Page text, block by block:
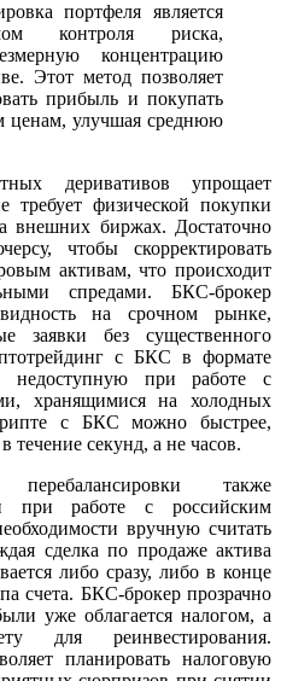
портфеля является
контроля риска,
концентрацию
Этот метод позволяет
прибыль и покупать
ценам, улучшая среднюю
деривативов упрощает
требует физической покупки
внешних биржах. Достаточно
чтобы скорректировать
активам, что происходит
спредами. БКС-брокер
на срочном рынке,
заявки без существенного
с БКС в формате
недоступную при работе с
хранящимися на холодных
с БКС можно быстрее,
течение секунд, а не часов.
также
при работе с российским
вручную считать
сделка по продаже актива
либо сразу, либо в конце
счета. БКС-брокер прозрачно
уже облагается налогом, а
для реинвестирования.
планировать налоговую